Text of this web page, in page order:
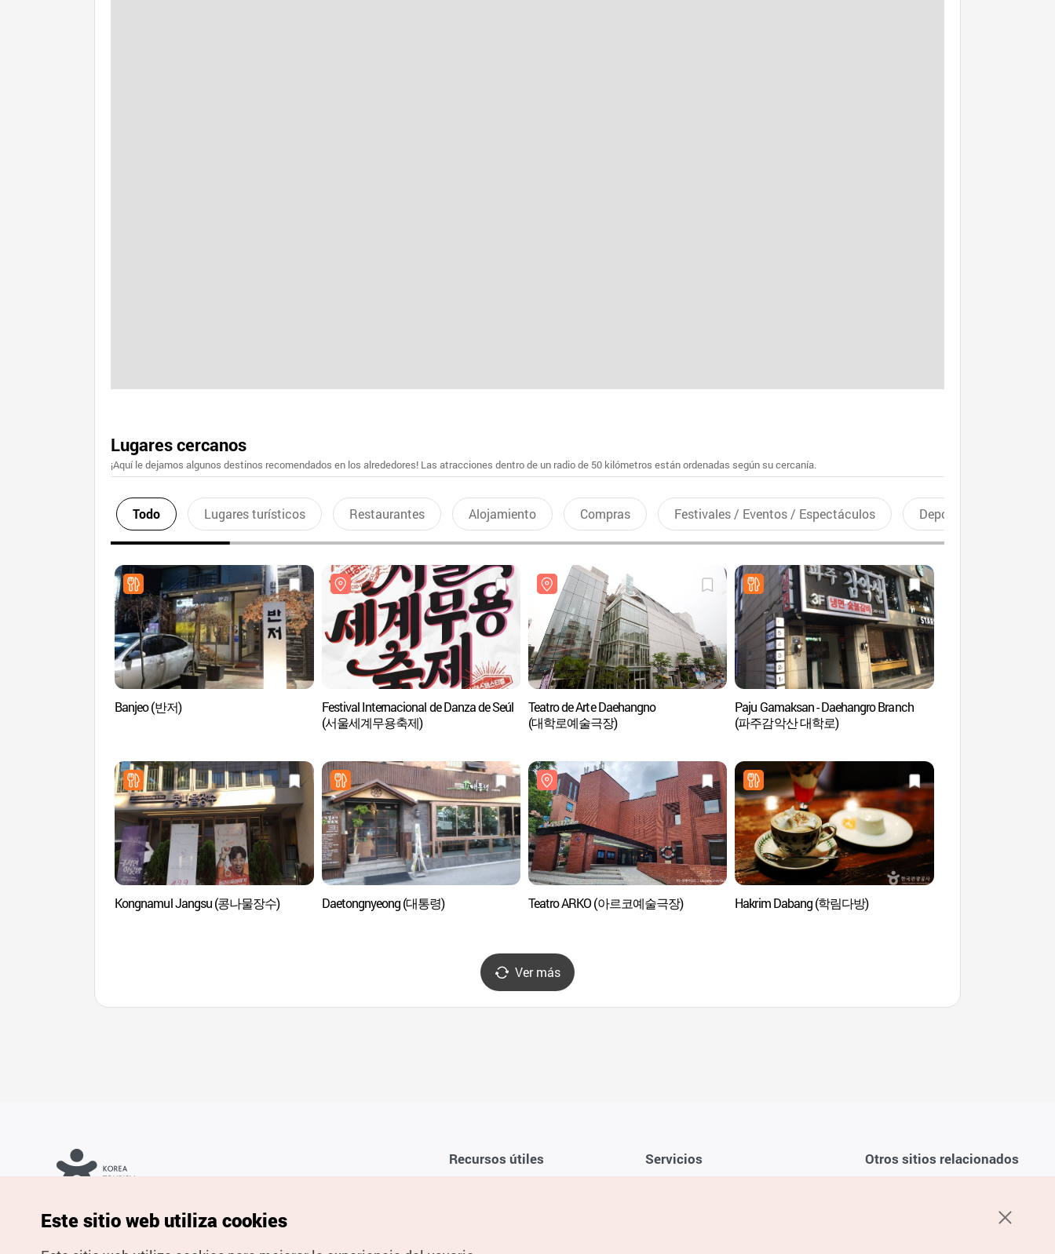
Lugares cercanos
¡Aquí le dejamos algunos destinos recomendados en los alrededores! Las atracciones dentro de un radio de 50 kilómetros están ordenadas según su cercanía.
Todo Lugares turísticos Restaurantes Alojamiento Compras Festivales / Eventos / Espectáculos Deportes recreativos
Banjeo (반저)
Festival Internacional de Danza de Seúl
(서울세계무용축제)
Teatro de Arte Daehangno
(대학로예술극장)
Paju Gamaksan - Daehangro Branch
(파주감악산 대학로)
Kongnamul Jangsu (콩나물장수) Daetongnyeong (대통령) Teatro ARKO (아르코예술극장) Hakrim Dabang (학림다방)
Ver más
Recursos útiles Servicios Otros sitios relacionados
derechos reservados.
Para informes de errores y cuestiones relacionadas con el sitio
Este sitio web utiliza cookies